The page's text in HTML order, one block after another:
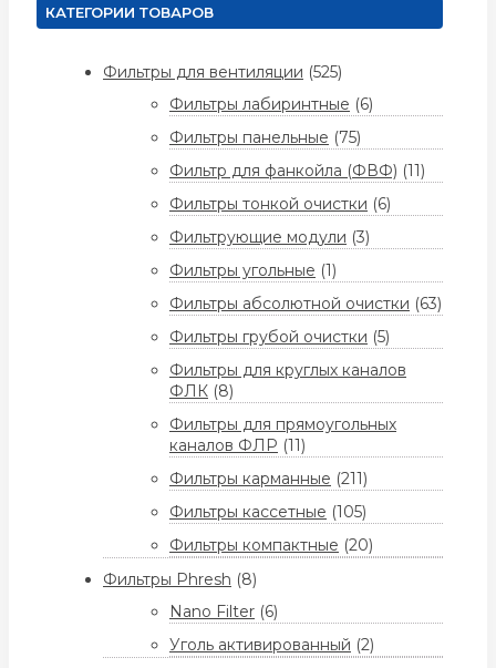
КАТЕГОРИИ ТОВАРОВ
Фильтры для вентиляции (525)
Фильтры лабиринтные (6)
Фильтры панельные (75)
Фильтр для фанкойла (ФВФ) (11)
Фильтры тонкой очистки (6)
Фильтрующие модули (3)
Фильтры угольные (1)
Фильтры абсолютной очистки (63)
Фильтры грубой очистки (5)
Фильтры для круглых каналов
ФЛК (8)
Фильтры для прямоугольных
каналов ФЛР (11)
Фильтры карманные (211)
Фильтры кассетные (105)
Фильтры компактные (20)
Фильтры Phresh (8)
Nano Filter (6)
Уголь активированный (2)